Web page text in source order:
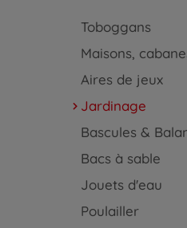
Toboggans
Maisons,
Aires de jeux
Jardinage
Bascules &
Bacs à sable
Jouets d'eau
Poulailler